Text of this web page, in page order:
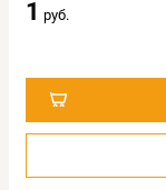
1 руб.